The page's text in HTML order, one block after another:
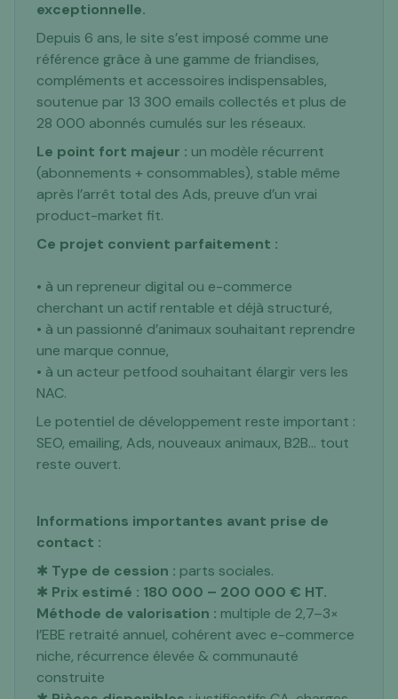
exceptionnelle.
Depuis 6 ans, le site s’est imposé comme une
référence grâce à une gamme de friandises,
compléments et accessoires indispensables,
soutenue par 13 300 emails collectés et plus de
28 000 abonnés cumulés sur les réseaux.
Le point fort majeur : un modèle récurrent
(abonnements + consommables), stable même
après l’arrêt total des Ads, preuve d’un vrai
product-market fit.
Ce projet convient parfaitement :
• à un repreneur digital ou e-commerce
cherchant un actif rentable et déjà structuré,
• à un passionné d’animaux souhaitant reprendre
une marque connue,
• à un acteur petfood souhaitant élargir vers les
NAC.
Le potentiel de développement reste important :
SEO, emailing, Ads, nouveaux animaux, B2B… tout
reste ouvert.
Informations importantes avant prise de
contact :
✱ Type de cession : parts sociales.
✱ Prix estimé : 180 000 – 200 000 € HT.
Méthode de valorisation : multiple de 2,7–3×
l’EBE retraité annuel, cohérent avec e-commerce
niche, récurrence élevée & communauté
construite